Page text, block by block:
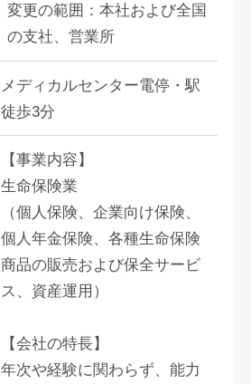
変更の範囲：本社および全国
の支社、営業所
メディカルセンター電停・駅
徒歩3分
【事業内容】
生命保険業
（個人保険、企業向け保険、
個人年金保険、各種生命保険
商品の販売および保全サービ
ス、資産運用）
【会社の特長】
年次や経験に関わらず、能力